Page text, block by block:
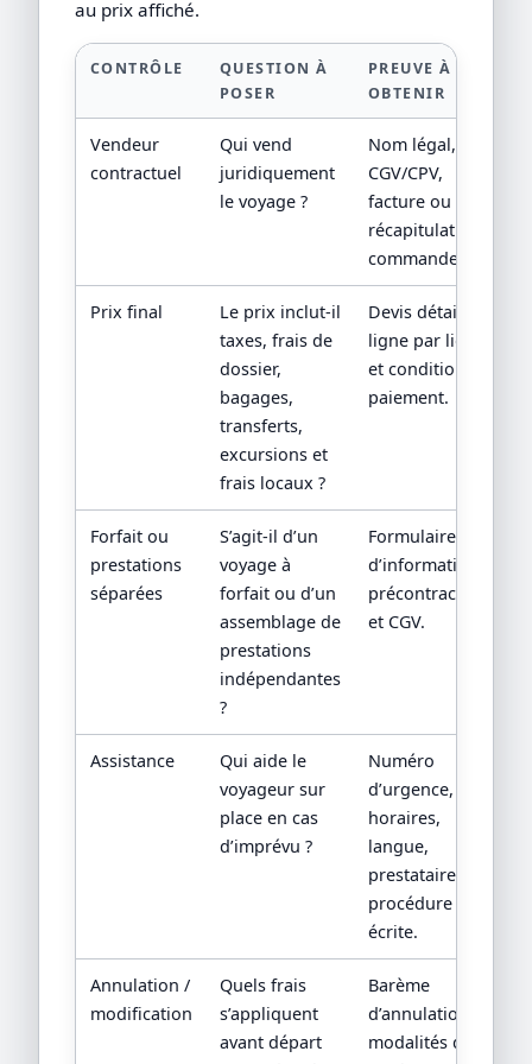
au prix affiché.
CONTRÔLE
QUESTION À
POSER
PREUVE À
OBTENIR
Vendeur
contractuel
Qui vend
juridiquement
le voyage ?
Nom légal,
CGV/CPV,
facture ou
récapitulatif de
commande.
Prix final
Le prix inclut-il
taxes, frais de
dossier,
bagages,
transferts,
excursions et
frais locaux ?
Devis détaillé
ligne par ligne
et conditions de
paiement.
Forfait ou
prestations
séparées
S’agit-il d’un
voyage à
forfait ou d’un
assemblage de
prestations
indépendantes
?
Formulaire
d’information
précontractuelle
et CGV.
Assistance
Qui aide le
voyageur sur
place en cas
d’imprévu ?
Numéro
d’urgence,
horaires,
langue,
prestataire local,
procédure
écrite.
Annulation /
modification
Quels frais
s’appliquent
avant départ
Barème
d’annulation,
modalités de